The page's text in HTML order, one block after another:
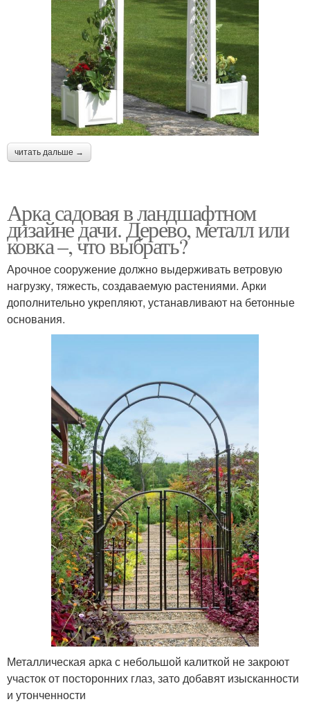
читать дальше →
Арка садовая в ландшафтном
дизайне дачи. Дерево, металл или
ковка –, что выбрать?
Арочное сооружение должно выдерживать ветровую
нагрузку, тяжесть, создаваемую растениями. Арки
дополнительно укрепляют, устанавливают на бетонные
основания.
Металлическая арка с небольшой калиткой не закроют
участок от посторонних глаз, зато добавят изысканности
и утонченности